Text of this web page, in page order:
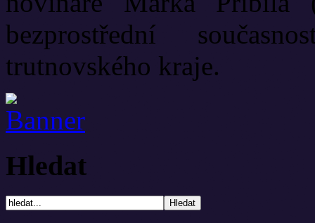
bezprostřední
trutnovského kraje.
Hledat